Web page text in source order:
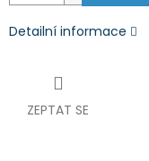
Detailní informace
ZEPTAT SE